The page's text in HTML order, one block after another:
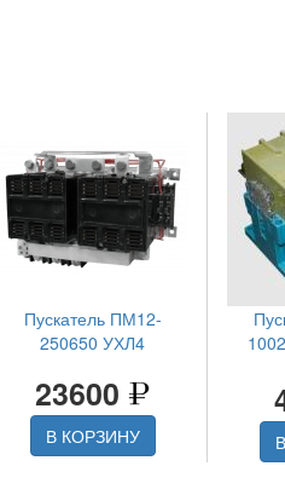
Пускатель ПМ12-
250650 УХЛ4
23600
В КОРЗИНУ